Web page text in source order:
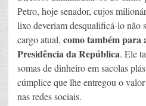
Petro, hoje senador, cujos
lixo deveriam desqualificá-lo não
cargo atual, como também para
Presidência da República. Ele
somas de dinheiro em sacolas
cúmplice que lhe entregou o
nas redes sociais.